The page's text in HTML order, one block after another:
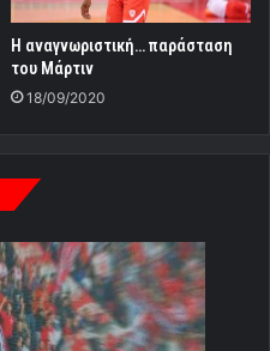
Η αναγνωριστική… παράσταση
του Μάρτιν
18/09/2020